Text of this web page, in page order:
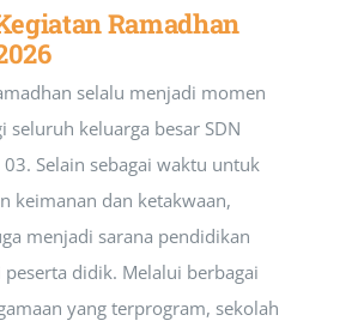
Ramadhan
selalu menjadi momen
seluruh keluarga besar SDN
Selain sebagai waktu untuk
keimanan dan ketakwaan,
menjadi sarana pendidikan
peserta didik. Melalui berbagai
yang terprogram, sekolah